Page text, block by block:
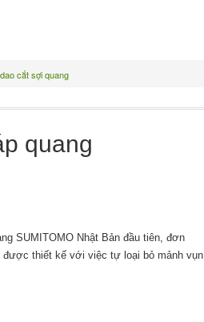
dao cắt sợi quang
quang
SUMITOMO Nhật Bản đầu tiên, đơn
được thiết kế với việc tự loại bỏ mảnh vụn